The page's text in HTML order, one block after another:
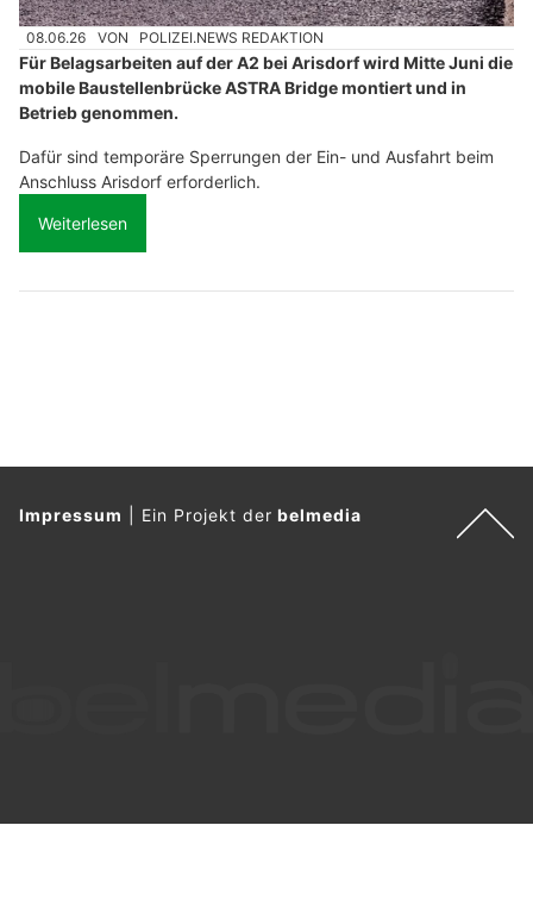
08.06.26 VON POLIZEI.NEWS REDAKTION
Für Belagsarbeiten auf der A2 bei Arisdorf wird Mitte Juni die
mobile Baustellenbrücke ASTRA Bridge montiert und in
Betrieb genommen.
Dafür sind temporäre Sperrungen der Ein- und Ausfahrt beim
Anschluss Arisdorf erforderlich.
Weiterlesen
Impressum Ein Projekt derbelmedia